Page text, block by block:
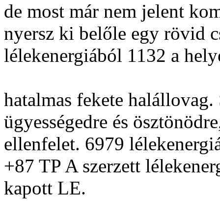
de most már nem jelent
nyersz ki belőle egy rövid
lélekenergiából 1132 a
hatalmas fekete
ügyességedre és
ellenfelet. 6979
+87 TP A szerzett
kapott LE.